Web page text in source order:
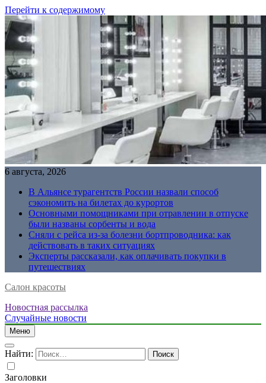
Перейти к содержимому
6 августа, 2026
В Альянсе турагентств России назвали способ
сэкономить на билетах до курортов
Основными помощниками при отравлении в отпуске
были названы сорбенты и вода
Сняли с рейса из-за болезни бортпроводника: как
действовать в таких ситуациях
Эксперты рассказали, как оплачивать покупки в
путешествиях
Салон красоты
Новостная рассылка
Случайные новости
Меню
Найти:
Заголовки